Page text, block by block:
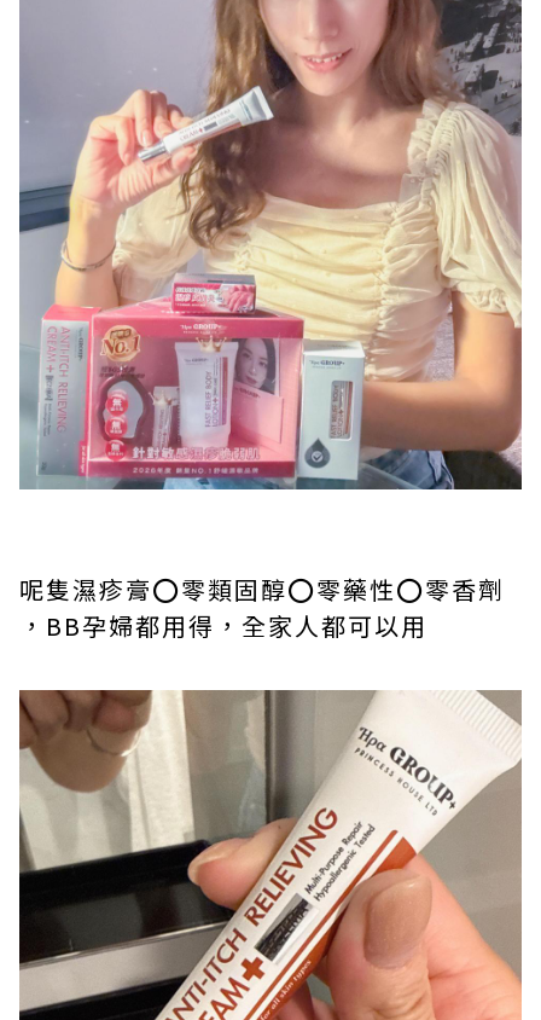
呢隻濕疹膏⭕️零類固醇⭕️零藥性⭕️零香劑
，BB孕婦都用得，全家人都可以用